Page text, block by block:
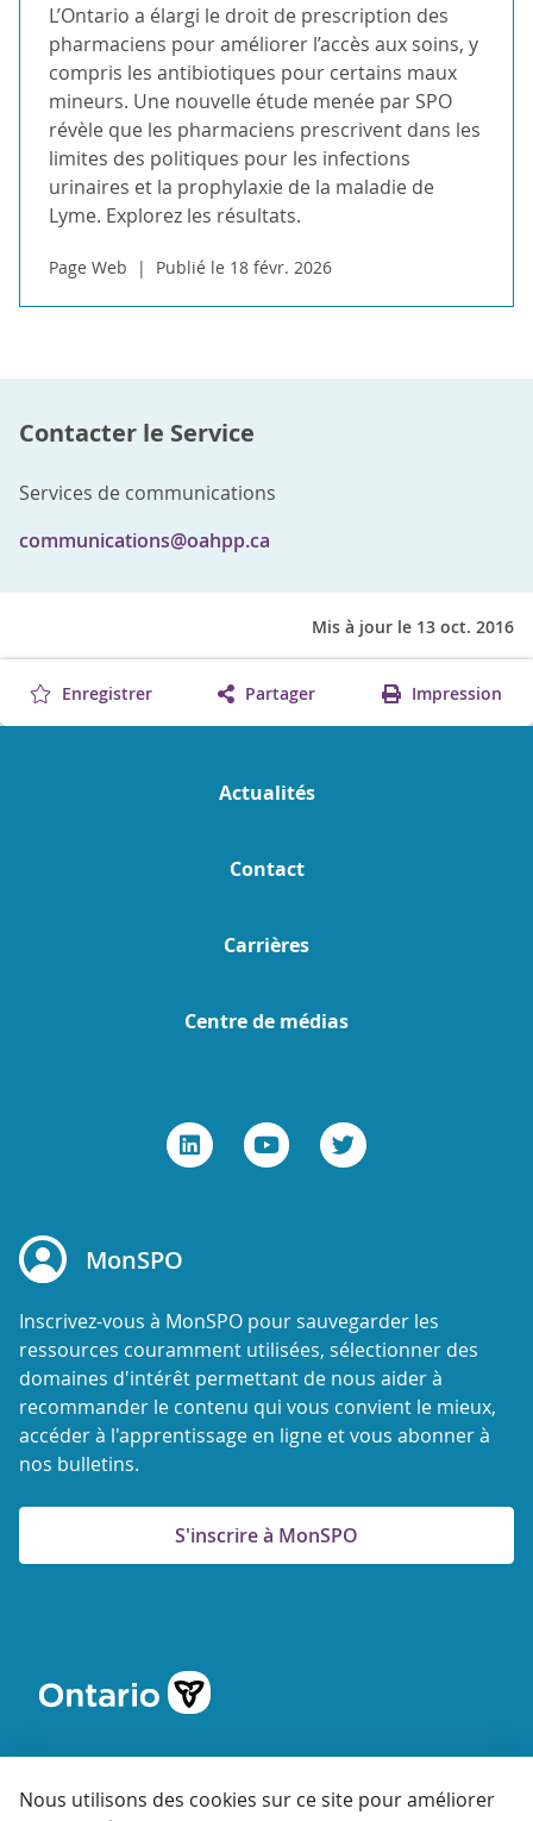
L’Ontario a élargi le droit de prescription des
pharmaciens pour améliorer l’accès aux soins, y
compris les antibiotiques pour certains maux
mineurs. Une nouvelle étude menée par SPO
révèle que les pharmaciens prescrivent dans les
limites des politiques pour les infections
urinaires et la prophylaxie de la maladie de
Lyme. Explorez les résultats.
Page Web Publié le 18 févr. 2026
Contacter le Service
Services de communications
communications@oahpp.ca
Nous utilisons des cookies sur ce site pour améliorer
Mis à jour le 13 oct. 2016
Enregistrer Partager Impression
Actualités
Contact
Carrières
Centre de médias
MonSPO
Inscrivez-vous à MonSPO pour sauvegarder les
ressources couramment utilisées, sélectionner des
domaines d'intérêt permettant de nous aider à
recommander le contenu qui vous convient le mieux,
accéder à l'apprentissage en ligne et vous abonner à
nos bulletins.
S'inscrire à MonSPO